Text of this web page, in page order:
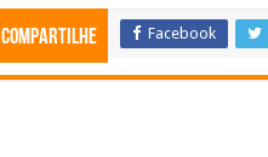
Compartilhe Facebook